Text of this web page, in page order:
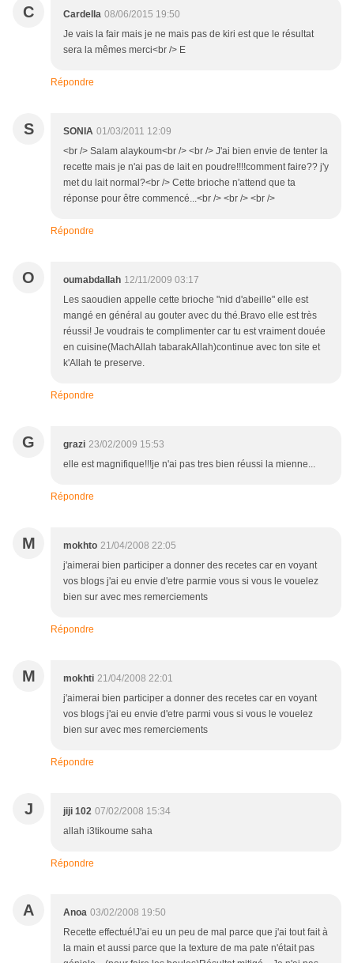
C Cardella 08/06/2015 19:50
Je vais la fair mais je ne mais pas de kiri est que le résultat
sera la mêmes merci<br /> E
Répondre
S SONIA 01/03/2011 12:09
<br /> Salam alaykoum<br /> <br /> J'ai bien envie de tenter la
recette mais je n'ai pas de lait en poudre!!!!comment faire?? j'y
met du lait normal?<br /> Cette brioche n'attend que ta
réponse pour être commencé...<br /> <br /> <br />
Répondre
O oumabdallah 12/11/2009 03:17
Les saoudien appelle cette brioche "nid d'abeille" elle est
mangé en général au gouter avec du thé.Bravo elle est très
réussi! Je voudrais te complimenter car tu est vraiment douée
en cuisine(MachAllah tabarakAllah)continue avec ton site et
k'Allah te preserve.
Répondre
G grazi 23/02/2009 15:53
elle est magnifique!!!je n'ai pas tres bien réussi la mienne...
Répondre
M mokhto 21/04/2008 22:05
j'aimerai bien participer a donner des recetes car en voyant
vos blogs j'ai eu envie d'etre parmie vous si vous le vouelez
bien sur avec mes remerciements
Répondre
M mokhti 21/04/2008 22:01
j'aimerai bien participer a donner des recetes car en voyant
vos blogs j'ai eu envie d'etre parmi vous si vous le vouelez
bien sur avec mes remerciements
Répondre
J jiji 102 07/02/2008 15:34
allah i3tikoume saha
Répondre
A Anoa 03/02/2008 19:50
Recette effectué!J'ai eu un peu de mal parce que j'ai tout fait à
la main et aussi parce que la texture de ma pate n'était pas